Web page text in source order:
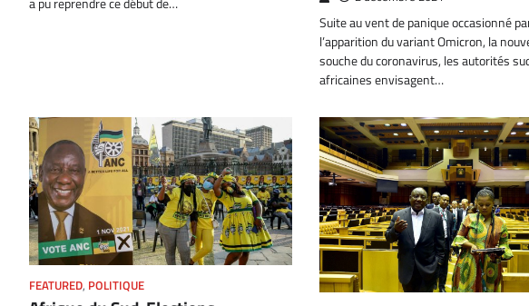
Suite au vent de panique occasionné
l’apparition du variant Omicron, la
souche du coronavirus, les autorités
africaines envisagent…
FEATURED, POLITIQUE